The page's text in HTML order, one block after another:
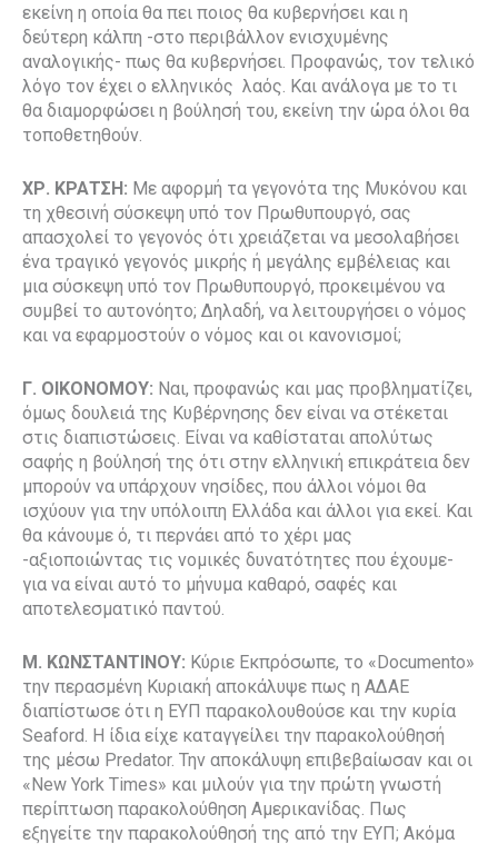
εκείνη η οποία θα πει ποιος θα κυβερνήσει και η
δεύτερη κάλπη -στο περιβάλλον ενισχυμένης
αναλογικής- πως θα κυβερνήσει. Προφανώς, τον τελικό
λόγο τον έχει ο ελληνικός λαός. Και ανάλογα με το τι
θα διαμορφώσει η βούλησή του, εκείνη την ώρα όλοι θα
τοποθετηθούν.
ΧΡ. ΚΡΑΤΣΗ: Με αφορμή τα γεγονότα της Μυκόνου και
τη χθεσινή σύσκεψη υπό τον Πρωθυπουργό, σας
απασχολεί το γεγονός ότι χρειάζεται να μεσολαβήσει
ένα τραγικό γεγονός μικρής ή μεγάλης εμβέλειας και
μια σύσκεψη υπό τον Πρωθυπουργό, προκειμένου να
συμβεί το αυτονόητο; Δηλαδή, να λειτουργήσει ο νόμος
και να εφαρμοστούν ο νόμος και οι κανονισμοί;
Γ. ΟΙΚΟΝΟΜΟΥ: Ναι, προφανώς και μας προβληματίζει,
όμως δουλειά της Κυβέρνησης δεν είναι να στέκεται
στις διαπιστώσεις. Είναι να καθίσταται απολύτως
σαφής η βούλησή της ότι στην ελληνική επικράτεια δεν
μπορούν να υπάρχουν νησίδες, που άλλοι νόμοι θα
ισχύουν για την υπόλοιπη Ελλάδα και άλλοι για εκεί. Και
θα κάνουμε ό, τι περνάει από το χέρι μας
-αξιοποιώντας τις νομικές δυνατότητες που έχουμε-
για να είναι αυτό το μήνυμα καθαρό, σαφές και
αποτελεσματικό παντού.
Μ. ΚΩΝΣΤΑΝΤΙΝΟΥ: Κύριε Εκπρόσωπε, το «Documento»
την περασμένη Κυριακή αποκάλυψε πως η ΑΔΑΕ
διαπίστωσε ότι η ΕΥΠ παρακολουθούσε και την κυρία
Seaford. Η ίδια είχε καταγγείλει την παρακολούθησή
της μέσω Predator. Την αποκάλυψη επιβεβαίωσαν και οι
«New York Times» και μιλούν για την πρώτη γνωστή
περίπτωση παρακολούθηση Αμερικανίδας. Πως
εξηγείτε την παρακολούθησή της από την ΕΥΠ; Ακόμα